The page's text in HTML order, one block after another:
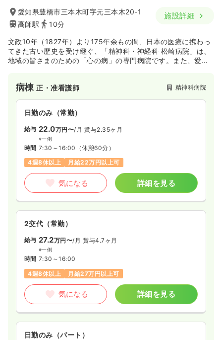
愛知県豊橋市三本木町字元三本木20-1
高師駅
10分
施設詳細
文政10年（1827年）より175年余もの間、日本の医療に携わっ
てきた古い歴史を受け継ぐ、「精神科・神経科 松崎病院」は、
地域の皆さまのための「心の病」の専門病院です。また、愛知
います。
病棟正・准看護師 精神科病院
日勤のみ（常勤）
給与 22.0万円〜/月 賞与2.35ヶ月
※一例
時間 7:30～16:00 （休憩60分）
4週8休以上
月給22万円以上可
気になる 詳細を見る
2交代（常勤）
給与 27.2万円〜/月 賞与4.7ヶ月
※一例
時間 7:30～16:00
4週8休以上
月給27万円以上可
気になる 詳細を見る
日勤のみ（パート）